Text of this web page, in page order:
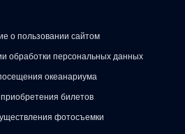
о пользовании сайтом
обработки персональных данных
океанариума
билетов
фотосъемки